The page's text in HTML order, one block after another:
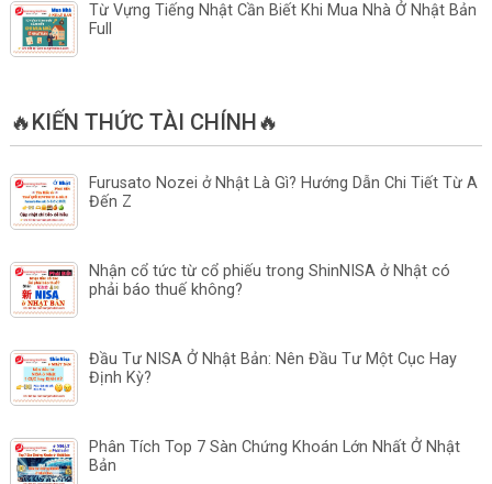
Từ Vựng Tiếng Nhật Cần Biết Khi Mua Nhà Ở Nhật Bản
Full
🔥KIẾN THỨC TÀI CHÍNH🔥
Furusato Nozei ở Nhật Là Gì? Hướng Dẫn Chi Tiết Từ A
Đến Z
Nhận cổ tức từ cổ phiếu trong ShinNISA ở Nhật có
phải báo thuế không?
Đầu Tư NISA Ở Nhật Bản: Nên Đầu Tư Một Cục Hay
Định Kỳ?
Phân Tích Top 7 Sàn Chứng Khoán Lớn Nhất Ở Nhật
Bản